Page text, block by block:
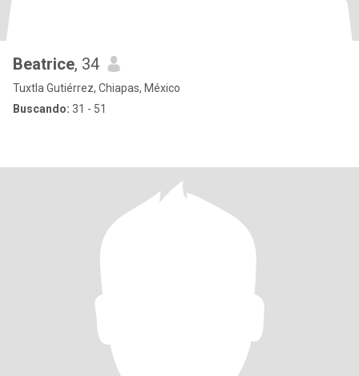
Beatrice, 34
Tuxtla Gutiérrez, Chiapas, México
Buscando: 31 - 51